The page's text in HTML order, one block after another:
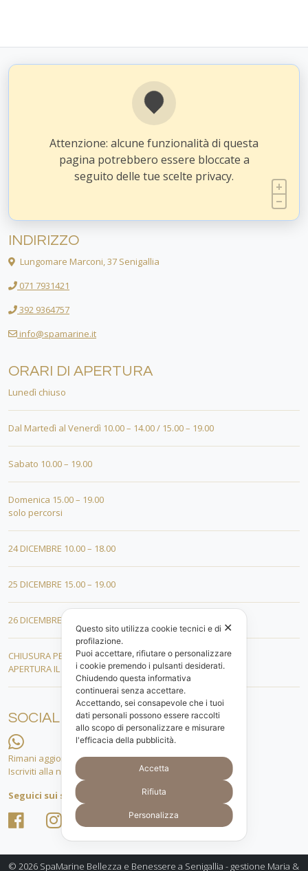
Attenzione: alcune funzionalità di questa
pagina potrebbero essere bloccate a
seguito delle tue scelte privacy.
INDIRIZZO
Lungomare Marconi, 37 Senigallia
071 7931421
392 9364757
info@spamarine.it
ORARI DI APERTURA
Lunedì chiuso
Dal Martedì al Venerdì 10.00 – 14.00 / 15.00 – 19.00
Sabato 10.00 – 19.00
Domenica 15.00 – 19.00
solo percorsi
24 DICEMBRE 10.00 – 18.00
25 DICEMBRE 15.00 – 19.00
26 DICEMBRE 15.00 – 19.00
CHIUSURA PER FERIE DAL 01 AL 19 GENNAIO
APERTURA IL 20 GENNAIO 2026
SOCIAL
Rimani aggiornato.
Iscriviti alla nostra lista whatsapp!
Seguici sui social
© 2026 SpaMarine Bellezza e Benessere a Senigallia - gestione Maria &
✕
Questo sito utilizza cookie tecnici e di
profilazione.
Puoi accettare, rifiutare o personalizzare
i cookie premendo i pulsanti desiderati.
Chiudendo questa informativa
continuerai senza accettare.
Accettando, sei consapevole che i tuoi
dati personali possono essere raccolti
allo scopo di personalizzare e misurare
l'efficacia della pubblicità.
Accetta
Rifiuta
Personalizza